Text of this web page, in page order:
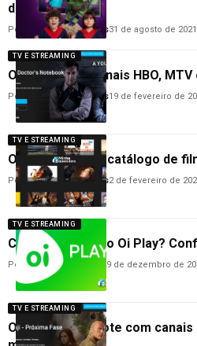
de canal
Por Anderson Guimarães31 de agosto de 2021
TV E STREAMING
Oi Play ganha canais HBO, MTV
PorAnderson Guimarães19 de fevereiro de
TV E STREAMING
Oi Play aumenta catálogo de
Por Anderson Guimarães2 de fevereiro de
TV E STREAMING
Como contratar o Oi Play?
Por Hemerson Brandão 29 de dezembro de
TV E STREAMING
Oi Play terá pacote com canais